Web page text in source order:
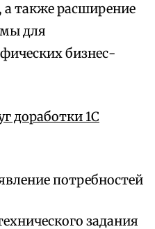
а также расширение
для
бизнес-
доработки 1С
потребностей
задания